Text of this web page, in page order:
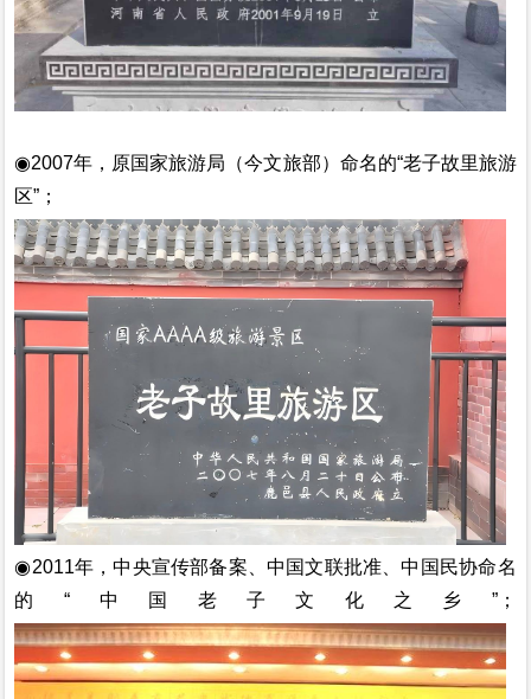
◉2007年，原国家旅游局（今文旅部）命名的“老子故里旅游
区”；
◉2011年，中央宣传部备案、中国文联批准、中国民协命名
的“中国老子文化之乡”；